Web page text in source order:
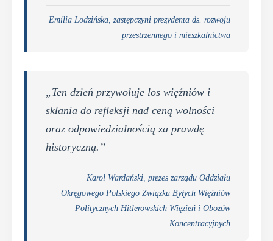
Emilia Lodzińska, zastępczyni prezydenta ds. rozwoju
przestrzennego i mieszkalnictwa
„Ten dzień przywołuje los więźniów i
skłania do refleksji nad ceną wolności
oraz odpowiedzialnością za prawdę
historyczną.”
Karol Wardański, prezes zarządu Oddziału
Okręgowego Polskiego Związku Byłych Więźniów
Politycznych Hitlerowskich Więzień i Obozów
Koncentracyjnych